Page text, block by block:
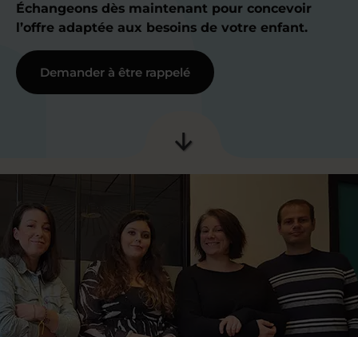
Échangeons dès maintenant pour concevoir
l’offre adaptée aux besoins de votre enfant.
Demander à être rappelé